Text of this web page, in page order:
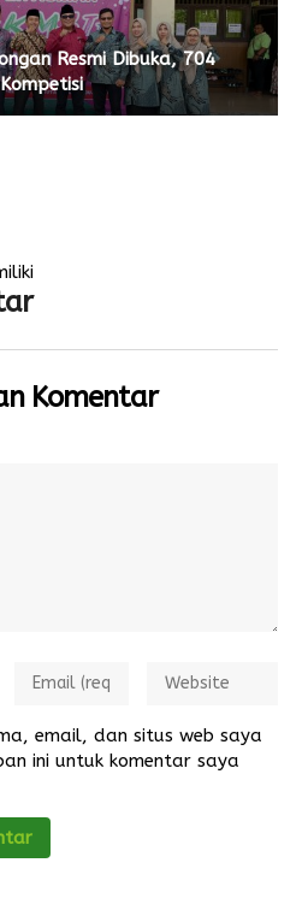
Resmi Dibuka, 704
Komentar
email, dan situs web saya
ini untuk komentar saya